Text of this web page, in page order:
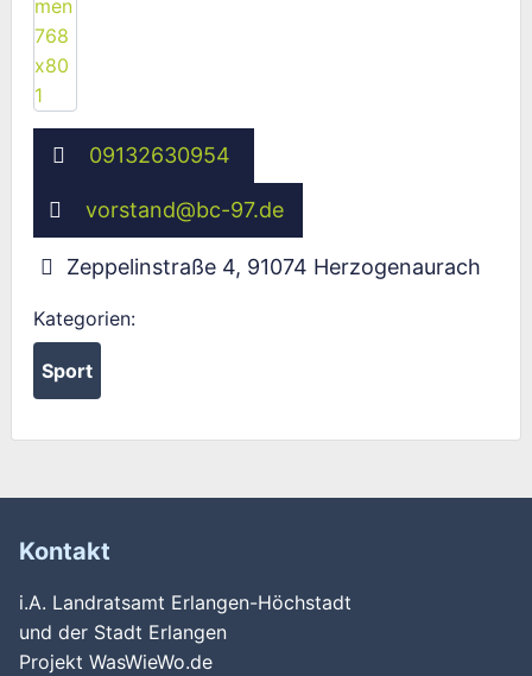
09132630954
vorstand@bc-97.de
Zeppelinstraße 4, 91074 Herzogenaurach
Kategorien:
Sport
Kontakt
i.A. Landratsamt Erlangen-Höchstadt
und der Stadt Erlangen
Projekt WasWieWo.de